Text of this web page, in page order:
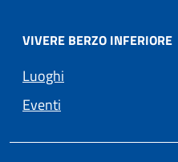
VIVERE BERZO INFERIORE
Luoghi
Eventi